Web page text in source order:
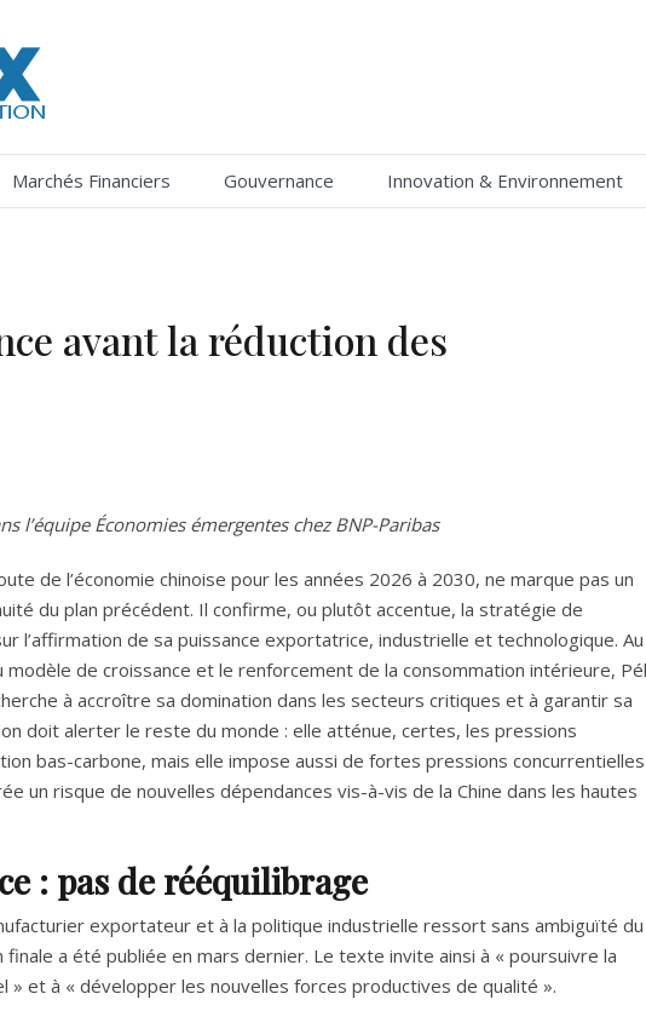
Marchés Financiers Gouvernance Innovation & Environnement
avant la réduction des
l’équipe Économies émergentes chez BNP-Paribas
de l’économie chinoise pour les années 2026 à 2030, ne marque pas un
du plan précédent. Il confirme, ou plutôt accentue, la stratégie de
l’affirmation de sa puissance exportatrice, industrielle et technologique. Au
modèle de croissance et le renforcement de la consommation intérieure,
à accroître sa domination dans les secteurs critiques et à garantir sa
doit alerter le reste du monde : elle atténue, certes, les pressions
bas-carbone, mais elle impose aussi de fortes pressions concurrentielles
un risque de nouvelles dépendances vis-à-vis de la Chine dans les hautes
: pas de rééquilibrage
exportateur et à la politique industrielle ressort sans ambiguïté du
finale a été publiée en mars dernier. Le texte invite ainsi à « poursuivre la
et à « développer les nouvelles forces productives de qualité ».